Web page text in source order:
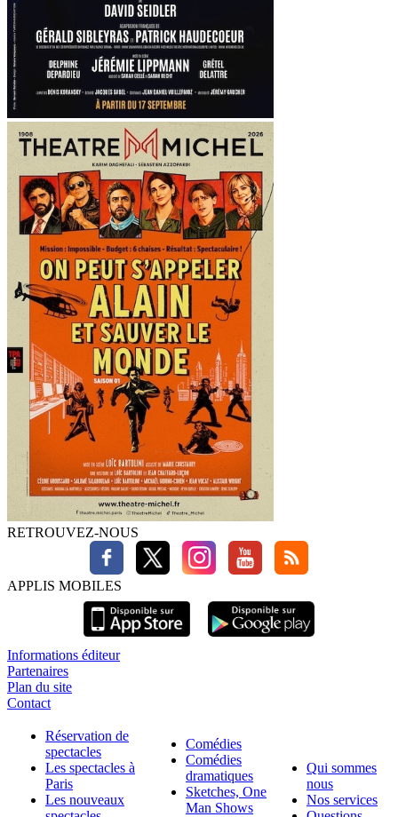
RETROUVEZ-NOUS
APPLIS MOBILES
Informations éditeur
Partenaires
Plan du site
Contact
Réservation de
spectacles
Les spectacles à
Paris
Les nouveaux
Comédies
Comédies
dramatiques
Sketches, One
Man Shows
Qui sommes
nous
Nos services